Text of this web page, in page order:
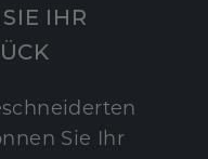
IHR
Sie Ihr